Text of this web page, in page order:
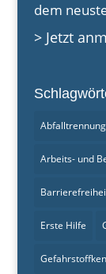
dem
> Jetzt
Abfalltrennung
Arbeits- und
Erste Hilfe